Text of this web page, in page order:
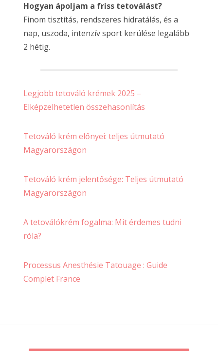
Hogyan ápoljam a friss tetoválást?
Finom tisztítás, rendszeres hidratálás, és a
nap, uszoda, intenzív sport kerülése legalább
2 hétig.
Legjobb tetováló krémek 2025 –
Elképzelhetetlen összehasonlítás
Tetováló krém előnyei: teljes útmutató
Magyarországon
Tetováló krém jelentősége: Teljes útmutató
Magyarországon
A tetoválókrém fogalma: Mit érdemes tudni
róla?
Processus Anesthésie Tatouage : Guide
Complet France